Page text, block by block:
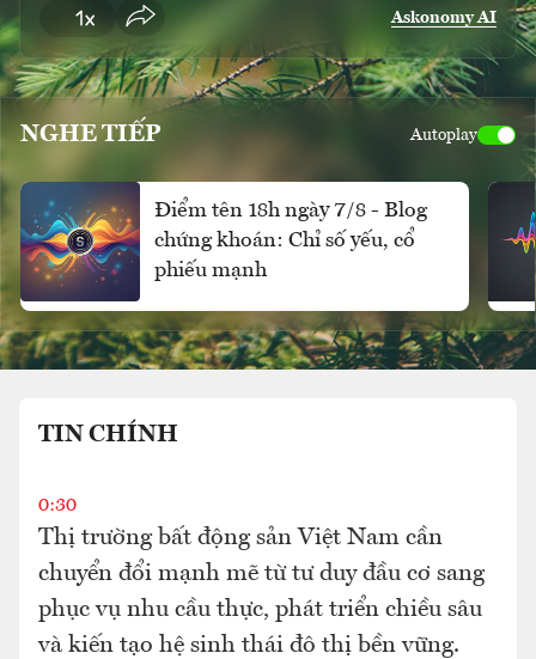
Askonomy AI
NGHE TIẾP Autoplay
Điểm tên 18h ngày 7/8 - Blog
chứng khoán: Chỉ số yếu, cổ
phiếu mạnh
TIN CHÍNH
0:30
Thị trường bất động sản Việt Nam cần
chuyển đổi mạnh mẽ từ tư duy đầu cơ sang
phục vụ nhu cầu thực, phát triển chiều sâu
và kiến tạo hệ sinh thái đô thị bền vững.